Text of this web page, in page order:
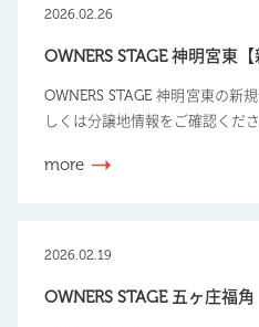
2026.02.26
OWNERS STAGE 神明宮東【
OWNERS STAGE 神明宮東の新
しくは分譲地情報をご確認くだ
more
2026.02.19
OWNERS STAGE 五ヶ庄福